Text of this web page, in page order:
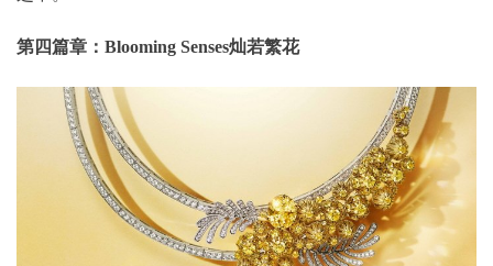
第四篇章： Blooming Senses灿若繁花